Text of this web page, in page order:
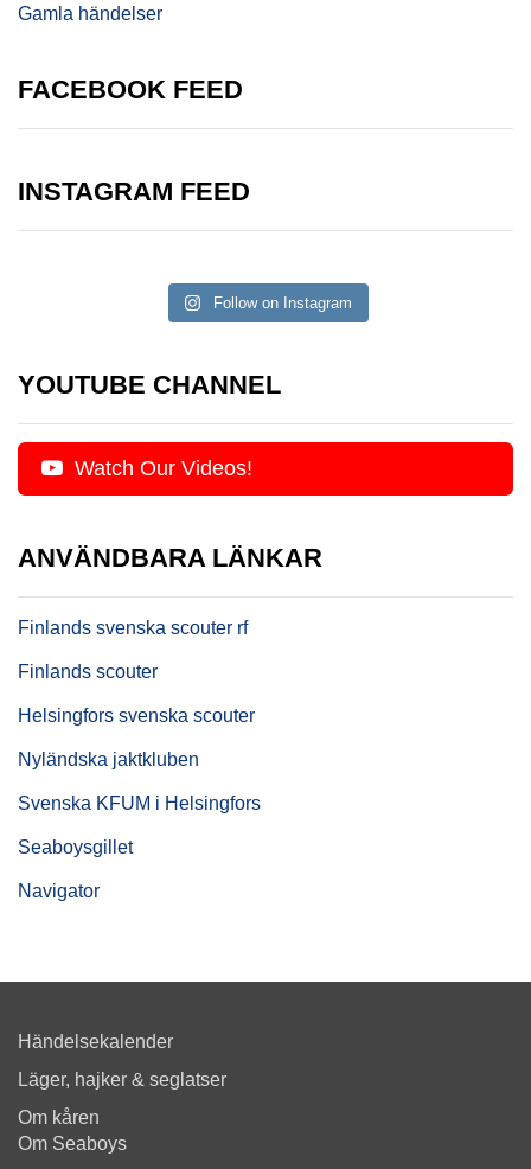
Gamla händelser
FACEBOOK FEED
INSTAGRAM FEED
Follow on Instagram
YOUTUBE CHANNEL
Watch Our Videos!
ANVÄNDBARA LÄNKAR
Finlands svenska scouter rf
Finlands scouter
Helsingfors svenska scouter
Nyländska jaktkluben
Svenska KFUM i Helsingfors
Seaboysgillet
Navigator
Händelsekalender
Läger, hajker & seglatser
Om kåren
Om Seaboys